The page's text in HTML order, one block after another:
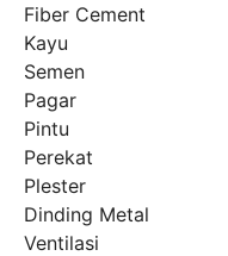
Fiber Cement
Kayu
Semen
Pagar
Pintu
Perekat
Plester
Dinding Metal
Ventilasi